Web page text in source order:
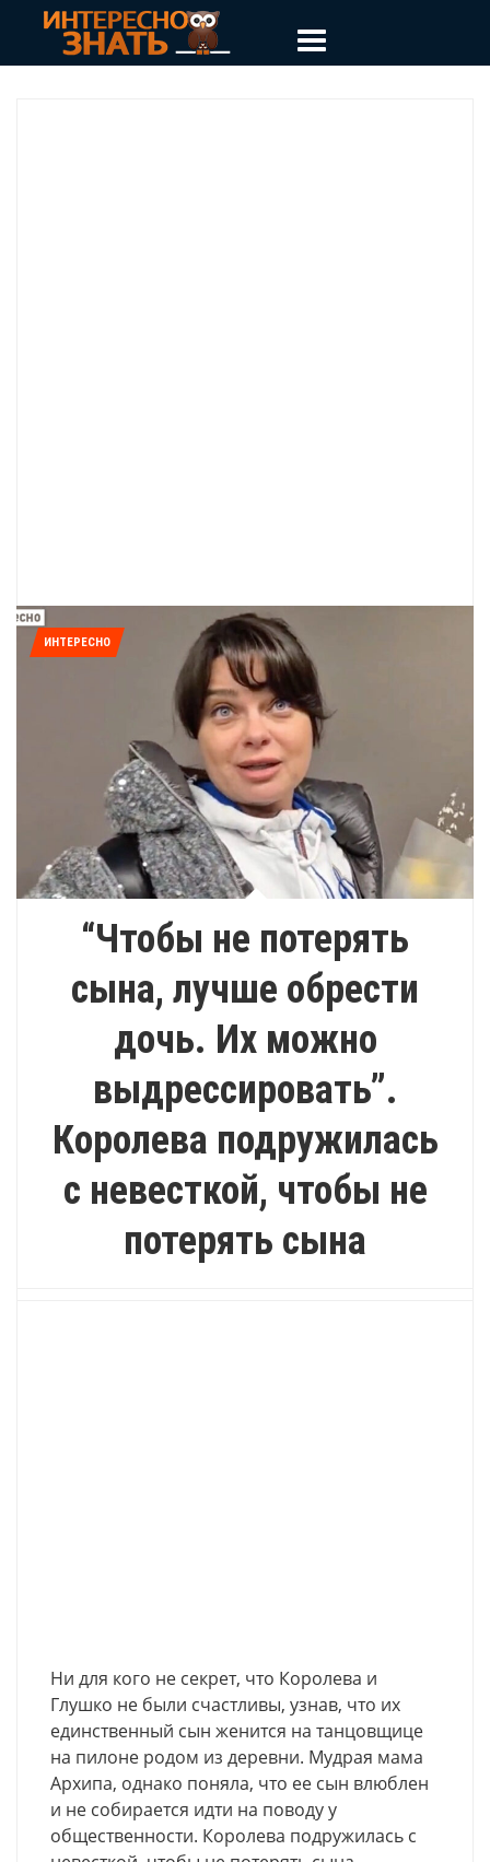
ИНТЕРЕСНО
“Чтобы не потерять
сына, лучше обрести
дочь. Их можно
выдрессировать”.
Королева подружилась
с невесткой, чтобы не
потерять сына
Ни для кого не секрет, что Королева и
Глушко не были счастливы, узнав, что их
единственный сын женится на танцовщице
на пилоне родом из деревни. Мудрая мама
Архипа, однако поняла, что ее сын влюблен
и не собирается идти на поводу у
общественности. Королева подружилась с